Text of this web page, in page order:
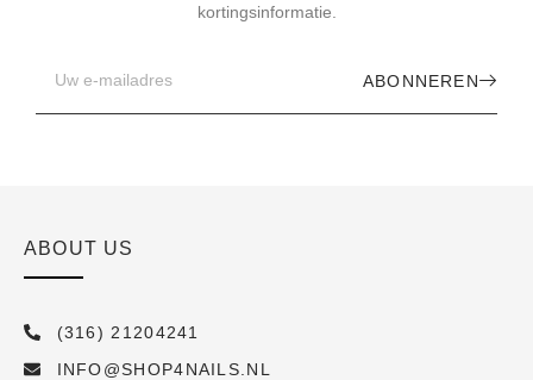
kortingsinformatie.
ABONNEREN
ABOUT US
(316) 21204241
INFO@SHOP4NAILS.NL